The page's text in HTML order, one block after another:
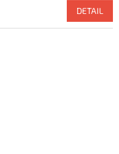
DETAIL